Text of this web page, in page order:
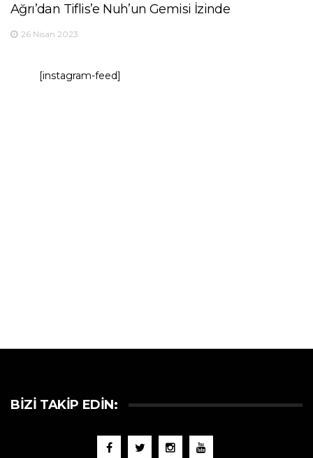
Ağrı’dan Tiflis’e Nuh’un Gemisi İzinde
26 Nisan 2023
[instagram-feed]
BIZI TAKIP EDIN: